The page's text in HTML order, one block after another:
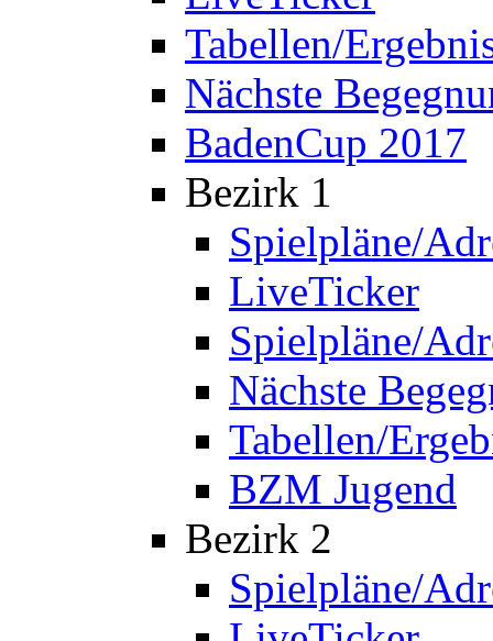
Tabellen/
Nächste
BadenCup 2017
Bezirk 1
Spielpläne/
LiveTicker
Spielpläne/
Nächste
Tabellen/
BZM Jugend
Bezirk 2
Spielpläne/